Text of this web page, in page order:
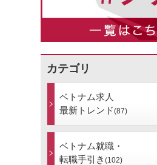
カテゴリ
ベトナム求人
最新トレンド(87)
ベトナム就職・
転職手引き (102)